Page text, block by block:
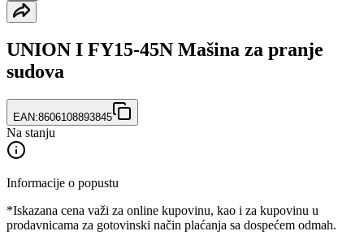
UNION I FY15-45N Mašina za pranje
sudova
EAN:8606108893845
Na stanju
Informacije o popustu
*Iskazana cena važi za online kupovinu, kao i za kupovinu u
prodavnicama za gotovinski način plaćanja sa dospećem odmah.